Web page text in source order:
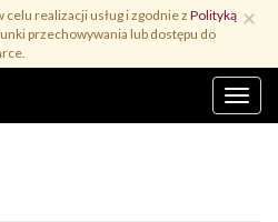
×
realizacji usług i zgodnie z Polityką
przechowywania lub dostępu do
Menu